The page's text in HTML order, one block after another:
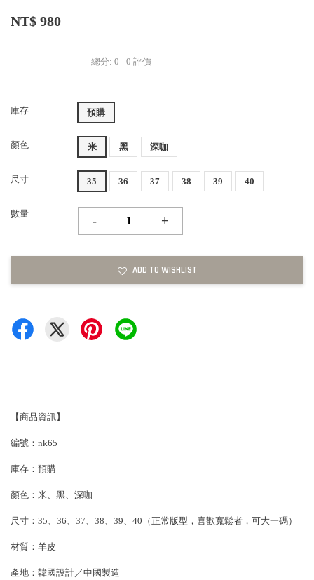
NT$ 980
總分: 0 - 0 評價
庫存 預購
顏色 米 黑 深咖
尺寸 35 36 37 38 39 40
數量
- +
ADD TO WISHLIST
【商品資訊】
編號：nk65
庫存：預購
顏色：米、黑、深咖
尺寸：35、36、37、38、39、40（正常版型，喜歡寬鬆者，可大一碼）
材質：羊皮
產地：韓國設計／中國製造